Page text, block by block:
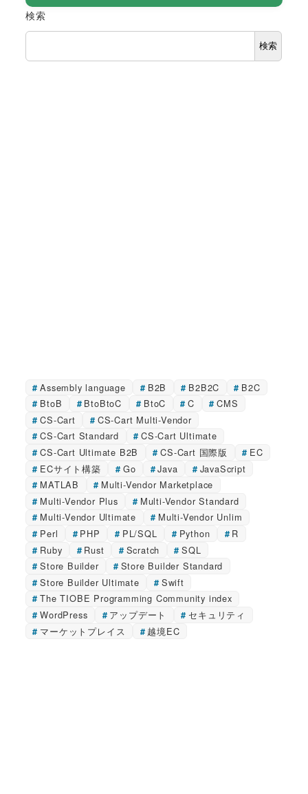
検索
検索
Assembly language B2B B2B2C
B2C
BtoB
BtoBtoC BtoC C
CMS
CS-Cart
CS-Cart Multi-Vendor
CS-Cart Standard
CS-Cart Ultimate
CS-Cart Ultimate B2B
CS-Cart 国際版
EC
ECサイト構築
Go Java
JavaScript
MATLAB
Multi-Vendor Marketplace
Multi-Vendor Plus
Multi-Vendor Standard
Multi-Vendor Ultimate
Multi-Vendor Unlim
Perl
PHP PL/SQL Python
R
Ruby
Rust Scratch
SQL
Store Builder
Store Builder Standard
Store Builder Ultimate
Swift
The TIOBE Programming Community index
WordPress
アップデート
セキュリティ
マーケットプレイス
越境EC